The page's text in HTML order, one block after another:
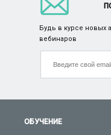
ОБУЧЕНИЕ
Будь в курсе новых
вебинаров